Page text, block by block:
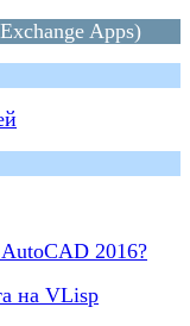
Apps)
AutoCAD 2016?
на VLisp